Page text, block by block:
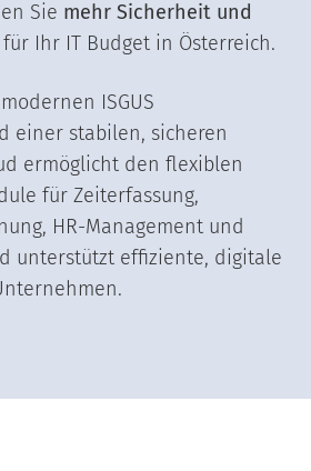
Sie mehr Sicherheit und
für Ihr IT Budget in Österreich.
ISGUS
einer stabilen, sicheren
ermöglicht den flexiblen
für Zeiterfassung,
HR-Management und
unterstützt effiziente, digitale